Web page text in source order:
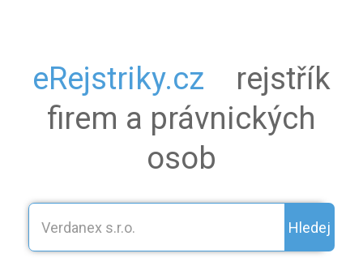
eRejstriky.cz
rejstřík
firem a právnických
osob
Hledej